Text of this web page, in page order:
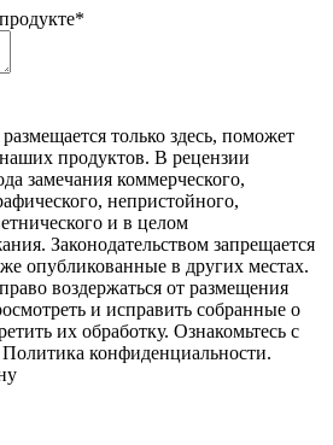
*
только здесь, поможет
продуктов. В рецензии
замечания коммерческого,
непристойного,
и в целом
Законодательством запрещается
опубликованные в других местах.
воздержаться от размещения
и исправить собранные о
их обработку. Ознакомьтесь с
конфиденциальности.